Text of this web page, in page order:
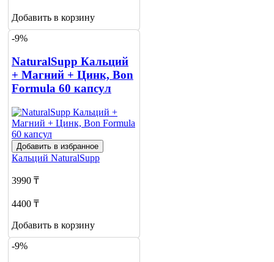
Добавить в корзину
-9%
NaturalSupp Кальций
+ Магний + Цинк, Bon
Formula 60 капсул
Добавить в избранное
Кальций NaturalSupp
3990 ₸
4400 ₸
Добавить в корзину
-9%